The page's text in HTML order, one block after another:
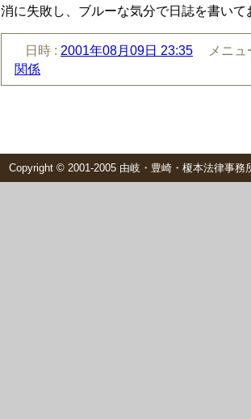
消に失敗し、ブルーな気分で日誌を書いて
日時 : 2001年08月09日 23:35
メニ
関係
Copyright © 2001-2005 由岐・豊崎・榎本法律事